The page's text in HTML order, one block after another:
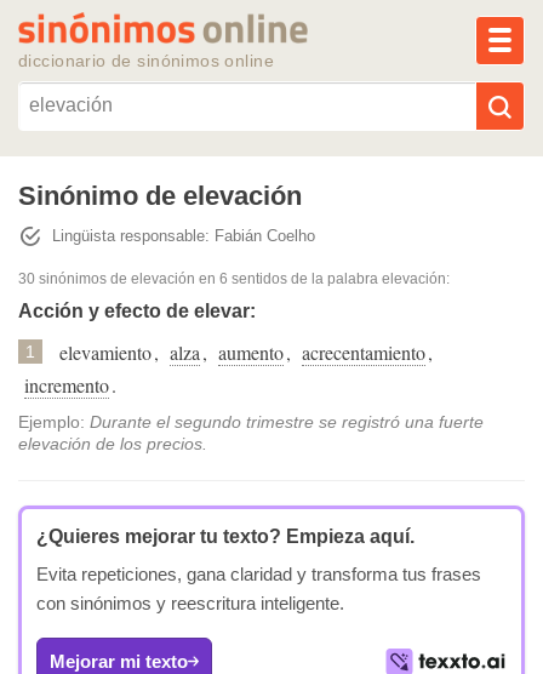
diccionario de sinónimos online
Reescribir texto con IA
Sinónimos populares
Temas populares
Temas recientes
Sinónimo de elevación
Lingüista responsable: Fabián Coelho
30 sinónimos de elevación en 6 sentidos de la palabra elevación:
Acción y efecto de elevar:
1 elevamiento, alza, aumento, acrecentamiento,
incremento.
Ejemplo: Durante el segundo trimestre se registró una fuerte
elevación de los precios.
¿Quieres mejorar tu texto? Empieza aquí.
Evita repeticiones, gana claridad y transforma tus frases
con sinónimos y reescritura inteligente.
Mejorar mi texto